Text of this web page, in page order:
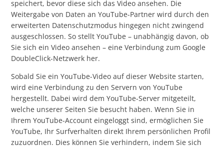
speichert, bevor diese sich das Video ansehen. Die
Weitergabe von Daten an YouTube-Partner wird durch den
erweiterten Datenschutzmodus hingegen nicht zwingend
ausgeschlossen. So stellt YouTube – unabhängig davon, ob
Sie sich ein Video ansehen – eine Verbindung zum Google
DoubleClick-Netzwerk her.
Sobald Sie ein YouTube-Video auf dieser Website starten,
wird eine Verbindung zu den Servern von YouTube
hergestellt. Dabei wird dem YouTube-Server mitgeteilt,
welche unserer Seiten Sie besucht haben. Wenn Sie in
Ihrem YouTube-Account eingeloggt sind, ermöglichen Sie
YouTube, Ihr Surfverhalten direkt Ihrem persönlichen Profil
zuzuordnen. Dies können Sie verhindern, indem Sie sich